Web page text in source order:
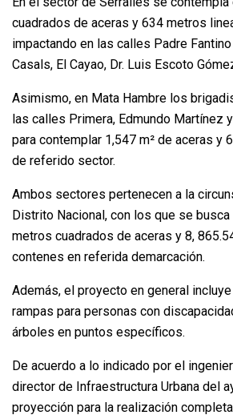
cuadrados de aceras y 634 metros
impactando en las calles Padre
Casals, El Cayao, Dr. Luis Escoto
Asimismo, en Mata Hambre los
las calles Primera, Edmundo Martínez
para contemplar 1,547 m² de aceras y
de referido sector.
Ambos sectores pertenecen a la
Distrito Nacional, con los que se
metros cuadrados de aceras y 8,
contenes en referida demarcación.
Además, el proyecto en general
rampas para personas con
árboles en puntos específicos.
De acuerdo a lo indicado por el
director de Infraestructura Urbana del
proyección para la realización